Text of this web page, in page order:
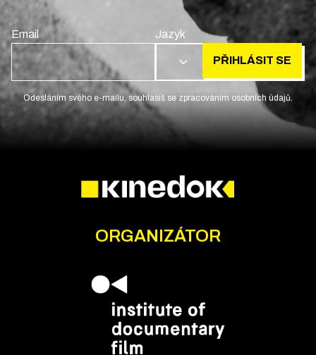
Email Jazyk
CS PŘIHLÁSIT SE
Odesláním svého e-mailu, souhlasíš se zpracováním osobních údajů.
ORGANIZÁTOR